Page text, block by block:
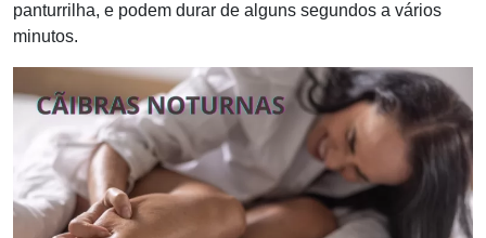
panturrilha, e podem durar de alguns segundos a vários
minutos.